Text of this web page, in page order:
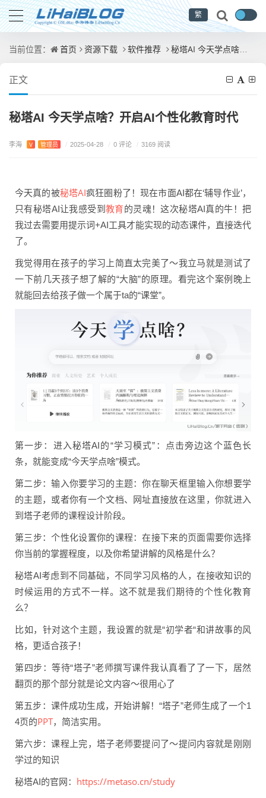
繁
当前位置： 首页 资源下载 软件推荐 秘塔AI 今天学点啥？开启AI个性化教育时代
正文
秘塔AI 今天学点啥？开启AI个性化教育时代
李海 V 管理员 / 2025-04-28 / 0 评论 / 3169 阅读
今天真的被秘塔AI疯狂圈粉了！现在市面AI都在‘辅导作业’，
只有秘塔AI让我感受到 教育的灵魂！这次秘塔AI真的牛！把
我过去需要用提示词+AI工具才能实现的动态课件，直接迭代
了。
我觉得用在孩子的学习上简直太完美了～我立马就是测试了
一下前几天孩子想了解的“大脑”的原理。看完这个案例晚上
就能回去给孩子做一个属于ta的“课堂”。
第一步：进入秘塔AI的“学习模式”：点击旁边这个蓝色长
条，就能变成“今天学点啥”模式。
第二步：输入你要学习的主题：你在聊天框里输入你想要学
的主题，或者你有一个文档、网址直接放在这里，你就进入
到塔子老师的课程设计阶段。
第三步：个性化设置你的课程：在接下来的页面需要你选择
你当前的掌握程度，以及你希望讲解的风格是什么？
秘塔AI考虑到不同基础，不同学习风格的人，在接收知识的
时候运用的方式不一样。这不就是我们期待的个性化教育
么？
比如，针对这个主题，我设置的就是“初学者“和讲故事的风
格，更适合孩子！
第四步：等待“塔子”老师撰写课件我认真看了了一下，居然
翻页的那个部分就是论文内容～很用心了
第五步：课件成功生成，开始讲解！“塔子”老师生成了一个1
4页的PPT，简洁实用。
第六步：课程上完，塔子老师要提问了～提问内容就是刚刚
学过的知识
秘塔AI的官网： https://metaso.cn/study